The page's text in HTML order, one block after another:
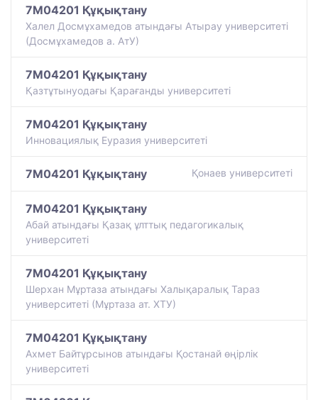
7M04201 Құқықтану
Халел Досмұхамедов атындағы Атырау университеті
(Досмұхамедов а. АтУ)
7M04201 Құқықтану
Қазтұтынуодағы Қарағанды университеті
7M04201 Құқықтану
Инновациялық Еуразия университеті
7M04201 Құқықтану Қонаев университетi
7M04201 Құқықтану
Абай атындағы Қазақ ұлттық педагогикалық
университеті
7M04201 Құқықтану
Шерхан Мұртаза атындағы Халықаралық Тараз
университеті (Мұртаза ат. ХТУ)
7M04201 Құқықтану
Ахмет Байтұрсынов атындағы Қостанай өңірлік
университеті